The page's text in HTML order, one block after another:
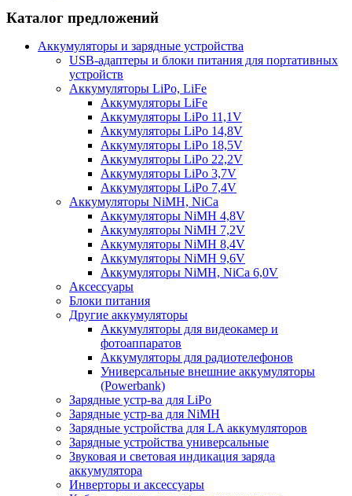
Каталог предложений
Аккумуляторы и зарядные устройства
USB-адаптеры и блоки питания для портативных
устройств
Аккумуляторы LiPo, LiFe
Аккумуляторы LiFe
Аккумуляторы LiPo 11,1V
Аккумуляторы LiPo 14,8V
Аккумуляторы LiPo 18,5V
Аккумуляторы LiPo 22,2V
Аккумуляторы LiPo 3,7V
Аккумуляторы LiPo 7,4V
Аккумуляторы NiMH, NiCa
Аккумуляторы NiMH 4,8V
Аккумуляторы NiMH 7,2V
Аккумуляторы NiMH 8,4V
Аккумуляторы NiMH 9,6V
Аккумуляторы NiMH, NiCa 6,0V
Аксессуары
Блоки питания
Другие аккумуляторы
Аккумуляторы для видеокамер и
фотоаппаратов
Аккумуляторы для радиотелефонов
Универсальные внешние аккумуляторы
(Powerbank)
Зарядные устр-ва для LiPo
Зарядные устр-ва для NiMH
Зарядные устройства для LA аккумуляторов
Зарядные устройства универсальные
Звуковая и световая индикация заряда
аккумулятора
Инверторы и аксессуары